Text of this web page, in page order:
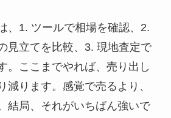
、1. ツールで相場を確認、2.
見立てを比較、3. 現地査定で
。ここまでやれば、売り出し
減ります。感覚で売るより、
結局、それがいちばん強いで